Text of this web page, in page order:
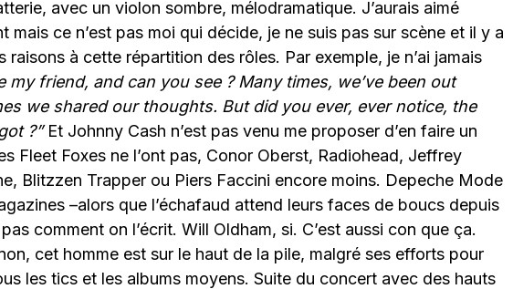
avec un violon sombre, mélodramatique. J’aurais aimé
mais ce n’est pas moi qui décide, je ne suis pas sur scène et il y a
raisons à cette répartition des rôles. Par exemple, je n’ai jamais
my friend, and can you see ? Many times, we’ve been out
we shared our thoughts. But did you ever, ever notice, the
?”Et Johnny Cash n’est pas venu me proposer d’en faire un
Fleet Foxes ne l’ont pas, Conor Oberst, Radiohead, Jeffrey
Blitzzen Trapper ou Piers Faccini encore moins. Depeche Mode
–alors que l’échafaud attend leurs faces de boucs depuis
comment on l’écrit. Will Oldham, si. C’est aussi con que ça.
cet homme est sur le haut de la pile, malgré ses efforts pour
les tics et les albums moyens. Suite du concert avec des hauts